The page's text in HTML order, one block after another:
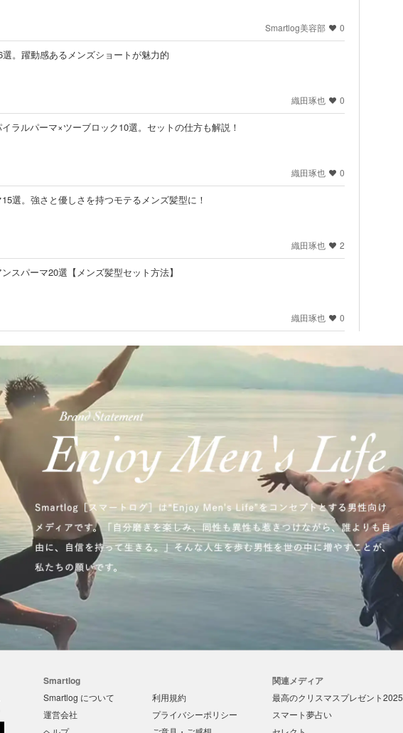
Smartlog美容部 0
。躍動感あるメンズショートが魅力的
織田琢也 0
イラルパーマ×ツーブロック10選。セットの仕方も解説！
織田琢也 0
選。強さと優しさを持つモテるメンズ髪型に！
織田琢也 2
スパーマ20選【メンズ髪型セット方法】
織田琢也 0
Smartlog
Smartlog について
利用規約
運営会社
プライバシーポリシー
関連メディア
最高のクリスマスプレゼント2025
スマート夢占い